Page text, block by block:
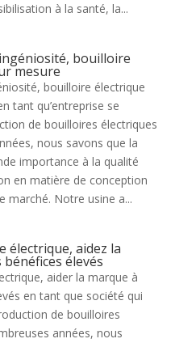
à la santé, la...
bouilloire
mesure
bouilloire électrique
tant qu’entreprise se
de bouilloires électriques
nous savons que la
importance à la qualité
en matière de conception
marché. Notre usine a...
électrique, aidez la
élevés
aider la marque à
en tant que société qui
de bouilloires
années, nous